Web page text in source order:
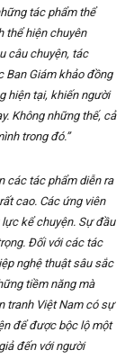
tác phẩm thể
thể hiện chuyên
câu chuyện, tác
Ban Giám khảo đồng
hiện tại, khiến người
Không những thế, cả
trong đó.”
các tác phẩm diễn ra
cao. Các ứng viên
kể chuyện. Sự đầu
Đối với các tác
nghệ thuật sâu sắc
tiềm năng mà
tranh Việt Nam có sự
để được bộc lộ một
đến với người